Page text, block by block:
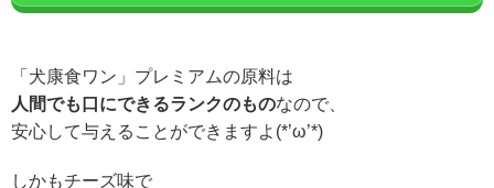
「犬康食ワン」プレミアムの原料は
人間でも口にできるランクのものなので、
安心して与えることができますよ(*’ω’*)
しかもチーズ味で